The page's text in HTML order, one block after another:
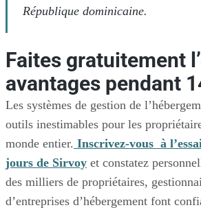
République dominicaine.
Faites gratuitement
avantages pendant
Les systèmes de gestion de
outils inestimables pour les
monde entier. Inscrivez-vous à
jours de Sirvoy et constatez
des milliers de propriétaires,
d’entreprises d’hébergement font